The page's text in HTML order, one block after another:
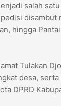
salah
disambut
hingga
Tulakan
desa,
DPRD